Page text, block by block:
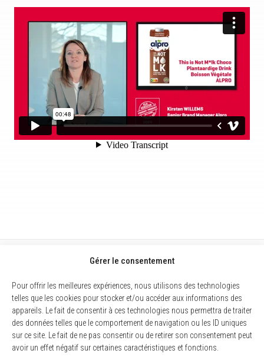
Gérer le consentement
Pour offrir les meilleures expériences, nous utilisons des technologies
telles que les cookies pour stocker et/ou accéder aux informations des
appareils. Le fait de consentir à ces technologies nous permettra de traiter
des données telles que le comportement de navigation ou les ID uniques
sur ce site. Le fait de ne pas consentir ou de retirer son consentement peut
avoir un effet négatif sur certaines caractéristiques et fonctions.